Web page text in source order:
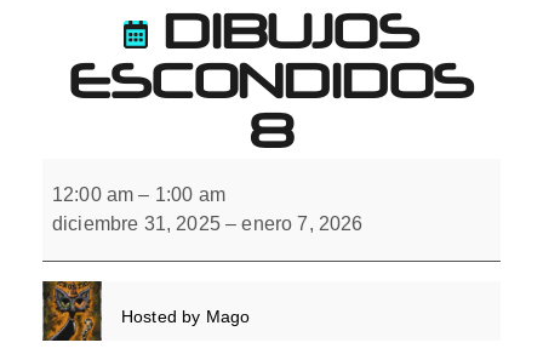
DIBUJOS
ESCONDIDOS
8
escondidos
12:00 am – 1:00 am
diciembre 31, 2025 –enero 7, 2026
Hosted by Mago